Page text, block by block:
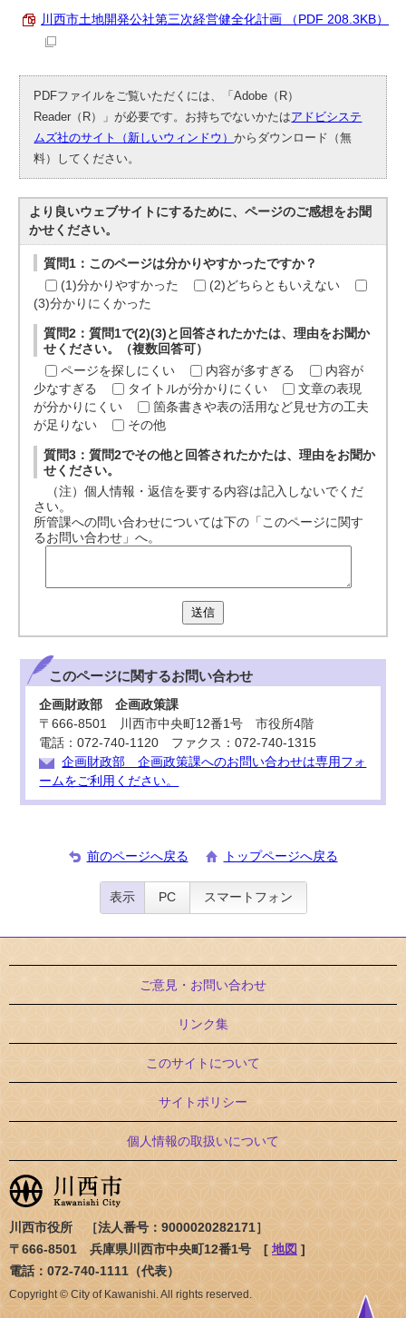
川西市土地開発公社第三次経営健全化計画 （PDF 208.3KB）
PDFファイルをご覧いただくには、「Adobe（R）
Reader（R）」が必要です。お持ちでないかたはアドビシステ
ムズ社のサイト（新しいウィンドウ）からダウンロード（無
料）してください。
より良いウェブサイトにするために、ページのご感想をお聞
かせください。
質問1：このページは分かりやすかったですか？
(1)分かりやすかった
(2)どちらともいえない
(3)分かりにくかった
質問2：質問1で(2)(3)と回答されたかたは、理由をお聞か
せください。（複数回答可）
ページを探しにくい
内容が多すぎる
内容が
少なすぎる
タイトルが分かりにくい
文章の表現
が分かりにくい
箇条書きや表の活用など見せ方の工夫
が足りない
その他
質問3：質問2でその他と回答されたかたは、理由をお聞か
せください。
（注）個人情報・返信を要する内容は記入しないでくだ
さい。
所管課への問い合わせについては下の「このページに関す
るお問い合わせ」へ。
送信
このページに関するお問い合わせ
企画財政部 企画政策課
〒666-8501 川西市中央町12番1号 市役所4階
電話：072-740-1120 ファクス：072-740-1315
企画財政部 企画政策課へのお問い合わせは専用フォ
ームをご利用ください。
前のページへ戻る トップページへ戻る
表示 PC スマートフォン
ご意見・お問い合わせ
リンク集
このサイトについて
サイトポリシー
個人情報の取扱いについて
川西市役所 ［法人番号：9000020282171］
〒666-8501 兵庫県川西市中央町12番1号 [ 地図 ]
電話：072-740-1111（代表）
Copyright © City of Kawanishi. All rights reserved.